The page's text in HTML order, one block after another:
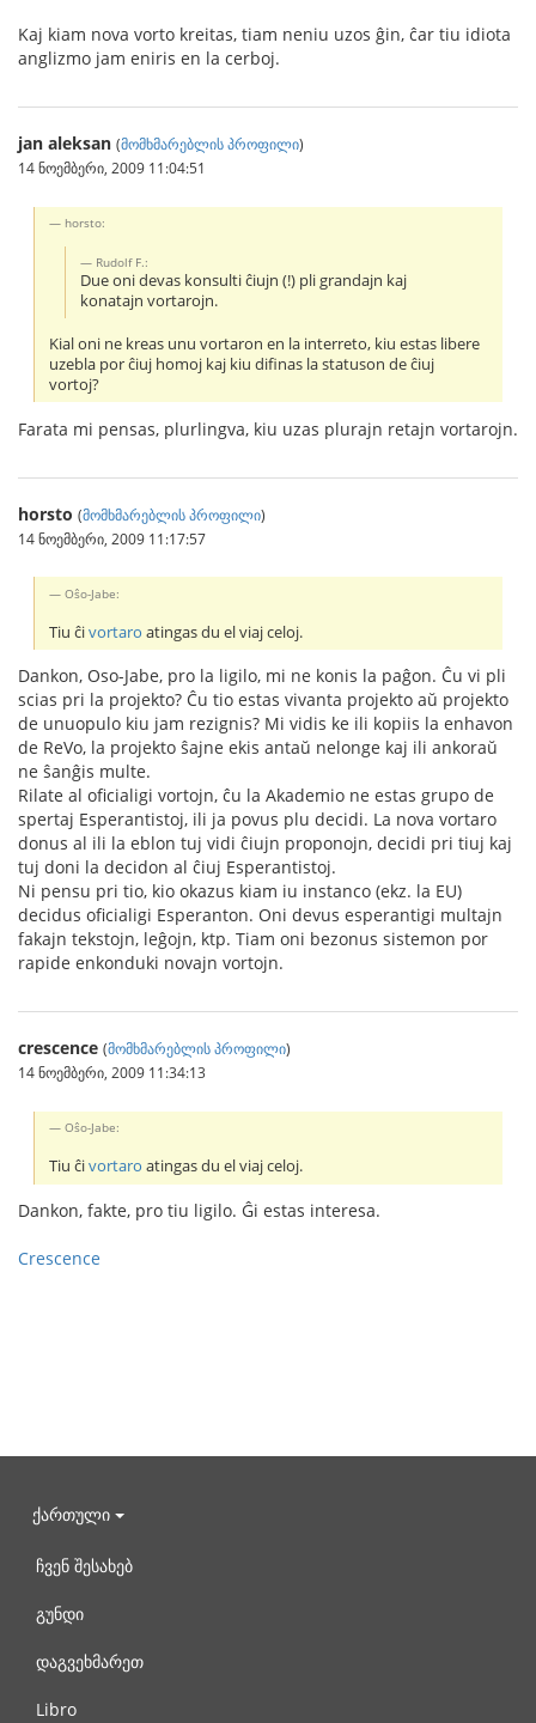
Kaj kiam nova vorto kreitas, tiam neniu uzos ĝin, ĉar tiu idiota
anglizmo jam eniris en la cerboj.
jan aleksan (მომხმარებლის პროფილი)
14 ნოემბერი, 2009 11:04:51
horsto:
Rudolf F.:
Due oni devas konsulti ĉiujn (!) pli grandajn kaj
konatajn vortarojn.
Kial oni ne kreas unu vortaron en la interreto, kiu estas libere
uzebla por ĉiuj homoj kaj kiu difinas la statuson de ĉiuj
vortoj?
Farata mi pensas, plurlingva, kiu uzas plurajn retajn vortarojn.
horsto (მომხმარებლის პროფილი)
14 ნოემბერი, 2009 11:17:57
Oŝo-Jabe:
Tiu ĉivortaro atingas du el viaj celoj.
Dankon, Oso-Jabe, pro la ligilo, mi ne konis la paĝon. Ĉu vi pli
scias pri la projekto? Ĉu tio estas vivanta projekto aŭ projekto
de unuopulo kiu jam rezignis? Mi vidis ke ili kopiis la enhavon
de ReVo, la projekto ŝajne ekis antaŭ nelonge kaj ili ankoraŭ
ne ŝanĝis multe.
Rilate al oficialigi vortojn, ĉu la Akademio ne estas grupo de
spertaj Esperantistoj, ili ja povus plu decidi. La nova vortaro
donus al ili la eblon tuj vidi ĉiujn proponojn, decidi pri tiuj kaj
tuj doni la decidon al ĉiuj Esperantistoj.
Ni pensu pri tio, kio okazus kiam iu instanco (ekz. la EU)
decidus oficialigi Esperanton. Oni devus esperantigi multajn
fakajn tekstojn, leĝojn, ktp. Tiam oni bezonus sistemon por
rapide enkonduki novajn vortojn.
crescence (მომხმარებლის პროფილი)
14 ნოემბერი, 2009 11:34:13
Oŝo-Jabe:
Tiu ĉivortaro atingas du el viaj celoj.
Dankon, fakte, pro tiu ligilo. Ĝi estas interesa.
Crescence
ქართული
ჩვენ შესახებ
გუნდი
დაგვეხმარეთ
Libro